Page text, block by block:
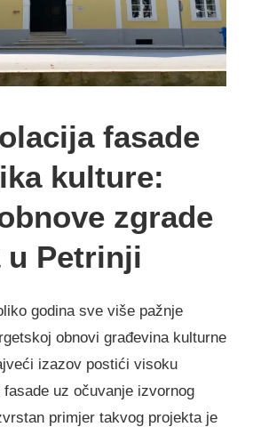
fasade
kulture:
zgrade
u Petrinji
godina sve više pažnje
obnovi građevina kulturne
izazov postići visoku
uz očuvanje izvornog
primjer takvog projekta je